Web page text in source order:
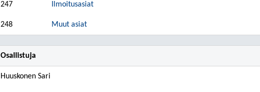
247 Ilmoitusasiat
248 Muut asiat
Osallistuja
Huuskonen Sari